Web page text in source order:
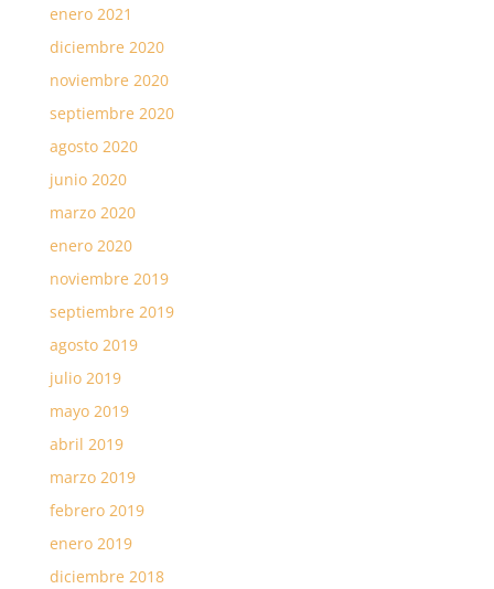
enero 2021
diciembre 2020
noviembre 2020
septiembre 2020
agosto 2020
junio 2020
marzo 2020
enero 2020
noviembre 2019
septiembre 2019
agosto 2019
julio 2019
mayo 2019
abril 2019
marzo 2019
febrero 2019
enero 2019
diciembre 2018